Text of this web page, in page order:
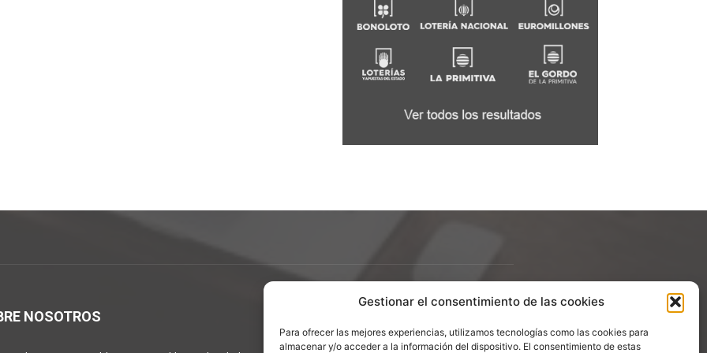
Gestionar el consentimiento de las cookies
Para ofrecer las mejores experiencias, utilizamos tecnologías como las cookies para
almacenar y/o acceder a la información del dispositivo. El consentimiento de estas
NOSOTROS